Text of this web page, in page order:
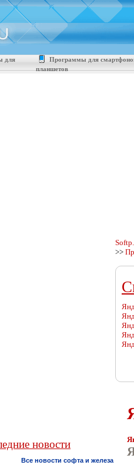
для
Программы для
планшетов
новости
Все новости софта и железа
>>